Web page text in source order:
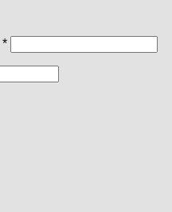
*Påkrævet